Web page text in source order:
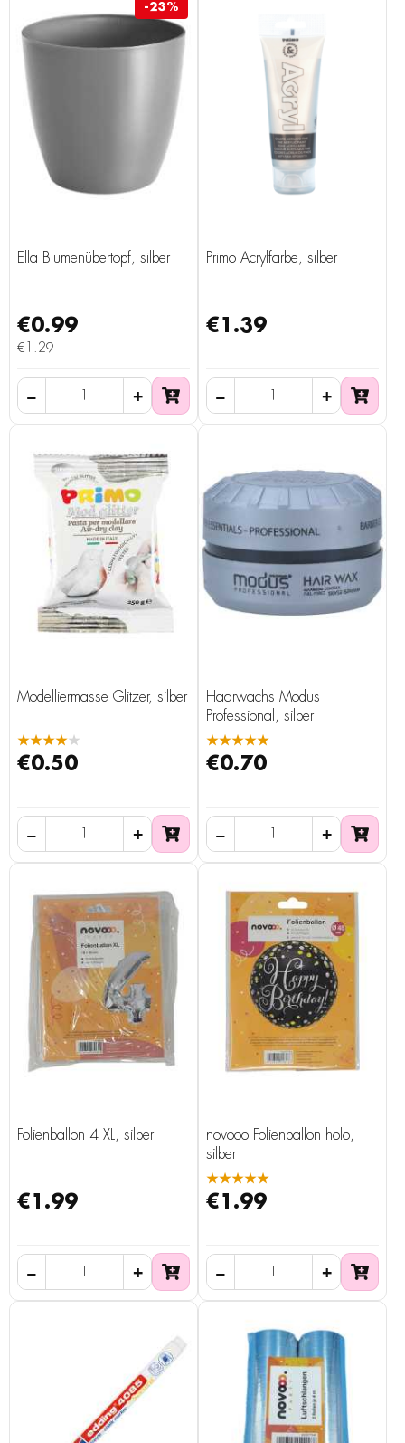
Ella Blumenübertopf, silber
€0.99
€1.29
-23%
Primo Acrylfarbe, silber
€1.39
Modelliermasse Glitzer, silber
★★★★★
€0.50
Haarwachs Modus
Professional, silber
★★★★★
€0.70
Folienballon 4 XL, silber
€1.99
novooo Folienballon holo,
silber
★★★★★
€1.99